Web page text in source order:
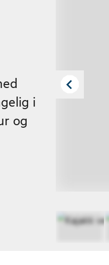
i
og